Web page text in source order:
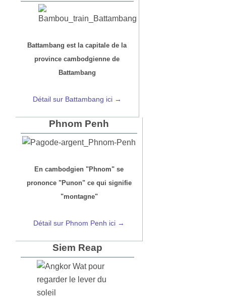
Battambang est la capitale de la
province cambodgienne de
Battambang
Détail sur Battambang ici →
Phnom Penh
En cambodgien "Phnom" se
prononce "Punon" ce qui signifie
"montagne"
Détail sur Phnom Penh ici →
Siem Reap